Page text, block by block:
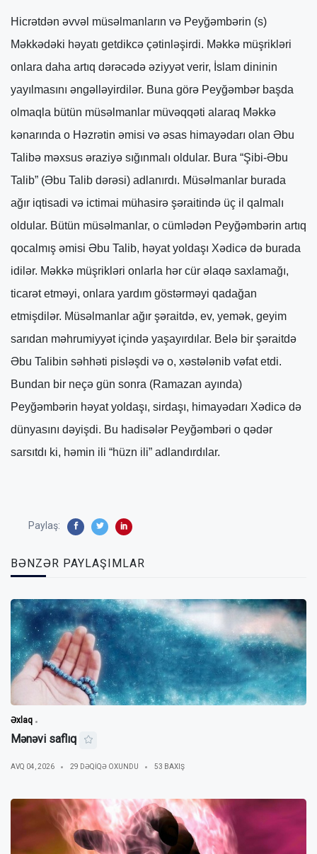
Hicrətdən əvvəl müsəlmanların və Peyğəmbərin (s)
Məkkədəki həyatı getdikcə çətinləşirdi. Məkkə müşrikləri
onlara daha artıq dərəcədə əziyyət verir, İslam dininin
yayılmasını əngəlləyirdilər. Buna görə Peyğəmbər başda
olmaqla bütün müsəlmanlar müvəqqəti alaraq Məkkə
kənarında o Həzrətin əmisi və əsas himayədarı olan Əbu
Talibə məxsus əraziyə sığınmalı oldular. Bura “Şibi-Əbu
Talib” (Əbu Talib dərəsi) adlanırdı. Müsəlmanlar burada
ağır iqti­sadi və ictimai mühasirə şəraitində üç il qalmalı
oldular. Bütün müsəlmanlar, o cümlədən Peyğəmbərin artıq
qocalmış əmisi Əbu Talib, həyat yoldaşı Xədicə də burada
idilər. Məkkə müşrikləri onlarla hər cür əlaqə saxlamağı,
ticarət etməyi, onlara yardım göstərməyi qadağan
etmişdilər. Müsəlmanlar ağır şəraitdə, ev, yemək, geyim
sarıdan məhrumiyyət içində yaşayırdılar. Belə bir şəraitdə
Əbu Talibin səhhəti pisləşdi və o, xəstələnib vəfat etdi.
Bundan bir neçə gün sonra (Ramazan ayında)
Peyğəmbərin həyat yoldaşı, sirdaşı, himayədarı Xədicə də
dünyasını dəyişdi. Bu hadisələr Peyğəmbəri o qədər
sarsıtdı ki, həmin ili “hüzn ili” adlandırdılar.
Paylaş:
BƏNZƏR PAYLAŞIMLAR
Əxlaq
Mənəvi saflıq
AVQ 04, 2026 29 DƏQIQƏ OXUNDU 53 BAXIŞ